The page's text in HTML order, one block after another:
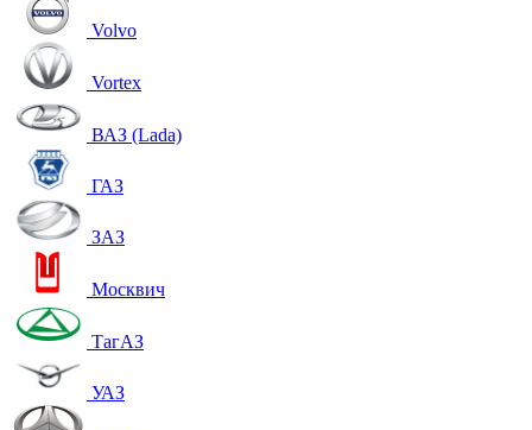
Volvo
Vortex
ВАЗ (Lada)
ГАЗ
ЗАЗ
Москвич
ТагАЗ
УАЗ